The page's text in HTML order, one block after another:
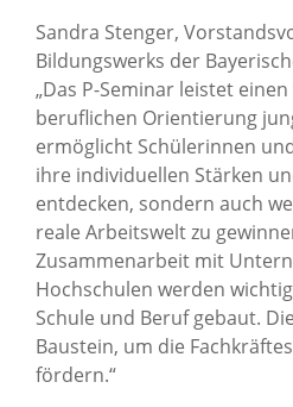
Sandra Stenger,
Bildungswerks der
„Das P-Seminar leistet
beruflichen Orientierung
ermöglicht Schülerinnen
ihre individuellen Stärken
entdecken, sondern auch
reale Arbeitswelt zu
Zusammenarbeit mit
Hochschulen werden
Schule und Beruf gebaut.
Baustein, um die
fördern.“